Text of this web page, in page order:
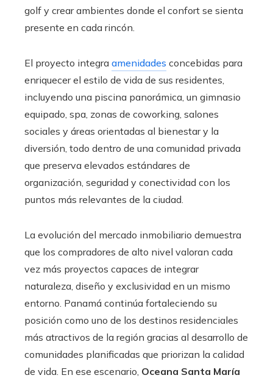
golf y crear ambientes donde el confort se sienta
presente en cada rincón.
El proyecto integra amenidades concebidas para
enriquecer el estilo de vida de sus residentes,
incluyendo una piscina panorámica, un gimnasio
equipado, spa, zonas de coworking, salones
sociales y áreas orientadas al bienestar y la
diversión, todo dentro de una comunidad privada
que preserva elevados estándares de
organización, seguridad y conectividad con los
puntos más relevantes de la ciudad.
La evolución del mercado inmobiliario demuestra
que los compradores de alto nivel valoran cada
vez más proyectos capaces de integrar
naturaleza, diseño y exclusividad en un mismo
entorno. Panamá continúa fortaleciendo su
posición como uno de los destinos residenciales
más atractivos de la región gracias al desarrollo de
comunidades planificadas que priorizan la calidad
de vida. En ese escenario, Oceana Santa María